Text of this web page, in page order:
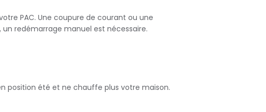
PAC. Une coupure de courant ou une
redémarrage manuel est nécessaire.
position été et ne chauffe plus votre maison.